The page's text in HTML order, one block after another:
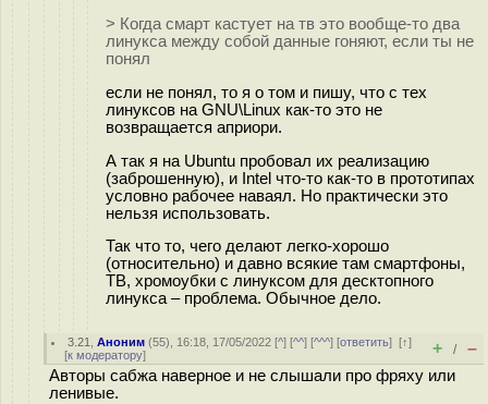
> Когда смарт кастует на тв это вообще-то два
линукса между собой данные гоняют, если ты не
понял
если не понял, то я о том и пишу, что с тех
линуксов на GNU\Linux как-то это не
возвращается априори.
А так я на Ubuntu пробовал их реализацию
(заброшенную), и Intel что-то как-то в прототипах
условно рабочее наваял. Но практически это
нельзя использовать.
Так что то, чего делают легко-хорошо
(относительно) и давно всякие там смартфоны,
ТВ, хромоубки с линуксом для десктопного
линукса – проблема. Обычное дело.
3.21 ,Аноним (55), 16:18, 17/05/2022 [^] [^^] [^^^] [ответить][↑]
[к модератору] + / –
Авторы сабжа наверное и не слышали про фряху или
ленивые.